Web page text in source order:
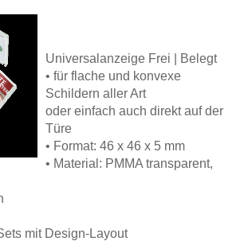
Universalanzeige Frei | Belegt
• für flache und konvexe
Schildern aller Art
oder einfach auch direkt auf der
Türe
• Format: 46 x 46 x 5 mm
• Material: PMMA transparent,
mit Design-Layout